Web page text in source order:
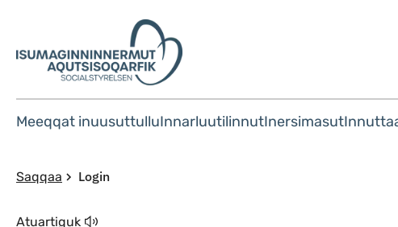
Meeqqat inuusuttulluInnarluutilinnutInersimasut
Saqqaa Login
Atuartiguk